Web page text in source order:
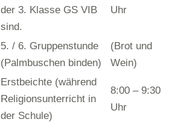
der 3. Klasse GS VIB
sind.
Uhr
5. / 6. Gruppenstunde
(Palmbuschen binden)
(Brot und
Wein)
Erstbeichte (während
Religionsunterricht in
der Schule)
8:00 – 9:30
Uhr